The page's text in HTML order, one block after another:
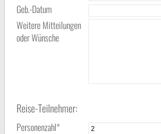
Geb.-Datum
Weitere Mitteilungen
oder Wünsche
Reise-Teilnehmer:
Personenzahl*